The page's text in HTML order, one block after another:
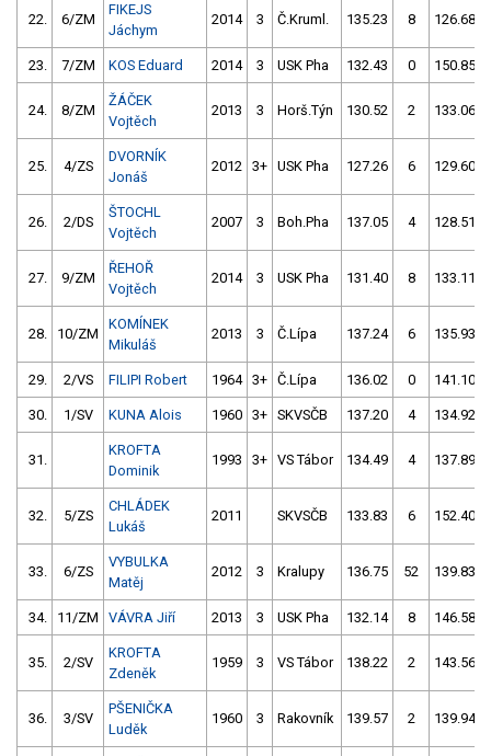
22. 6/ZM
FIKEJS
Jáchym
2014 3 Č.Kruml. 135.23 8 126.68
23. 7/ZM KOS Eduard 2014 3 USK Pha 132.43 0 150.85
24. 8/ZM
ŽÁČEK
Vojtěch
2013 3 Horš.Týn 130.52 2 133.06
25. 4/ZS
DVORNÍK
Jonáš
2012 3+ USK Pha 127.26 6 129.60
26. 2/DS
ŠTOCHL
Vojtěch
2007 3 Boh.Pha 137.05 4 128.51
27. 9/ZM
ŘEHOŘ
Vojtěch
2014 3 USK Pha 131.40 8 133.11
28. 10/ZM
KOMÍNEK
Mikuláš
2013 3 Č.Lípa 137.24 6 135.93
29. 2/VS FILIPI Robert 1964 3+ Č.Lípa 136.02 0 141.10
30. 1/SV KUNA Alois 1960 3+ SKVSČB 137.20 4 134.92
31.
KROFTA
Dominik
1993 3+ VS Tábor 134.49 4 137.89
32. 5/ZS
CHLÁDEK
Lukáš
2011 SKVSČB 133.83 6 152.40
33. 6/ZS
VYBULKA
Matěj
2012 3 Kralupy 136.75 52 139.83
34. 11/ZM VÁVRA Jiří 2013 3 USK Pha 132.14 8 146.58
35. 2/SV
KROFTA
Zdeněk
1959 3 VS Tábor 138.22 2 143.56
36. 3/SV
PŠENIČKA
Luděk
1960 3 Rakovník 139.57 2 139.94